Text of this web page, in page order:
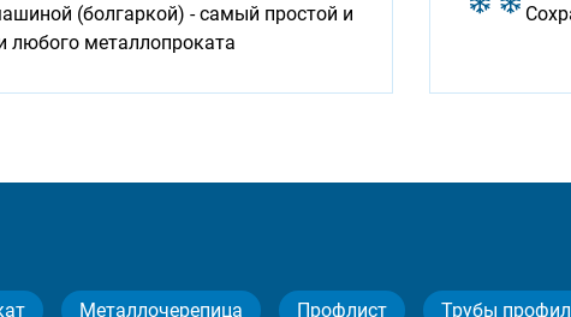
(болгаркой) - самый простой и
любого металлопроката
Металлочерепица Профлист Трубы